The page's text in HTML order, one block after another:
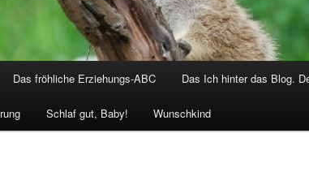
Das fröhliche Erziehungs-ABC Das Ich hinter das Blog.
Schlaf gut, Baby! Wunschkind